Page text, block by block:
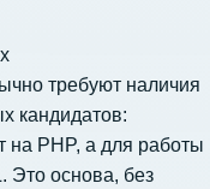
требуют наличия
кандидатов:
на PHP, а для работы
Это основа, без